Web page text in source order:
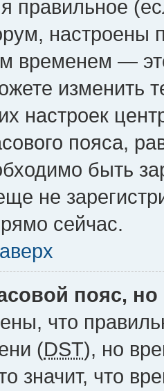
правильное
настроены
временем —
изменить
настроек
пояса,
быть
не
сейчас.
пояс,
что
(DST), но
значит, что